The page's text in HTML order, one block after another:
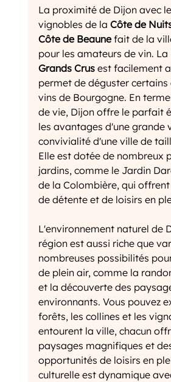
La proximité de Dijon avec
vignobles de la Côte de
Côte de Beaune fait de la
pour les amateurs de vin. La
Grands Crus est facilement
permet de déguster certains
vins de Bourgogne. En
de vie, Dijon offre le parfait
les avantages d'une grande
convivialité d'une ville de
Elle est dotée de nombreux
jardins, comme le Jardin
de la Colombière, qui offrent
de détente et de loisirs en
L'environnement naturel de
région est aussi riche que
nombreuses possibilités
de plein air, comme la
et la découverte des
environnants. Vous pouvez
forêts, les collines et les
entourent la ville, chacun
paysages magnifiques et
opportunités de loisirs en
culturelle est dynamique